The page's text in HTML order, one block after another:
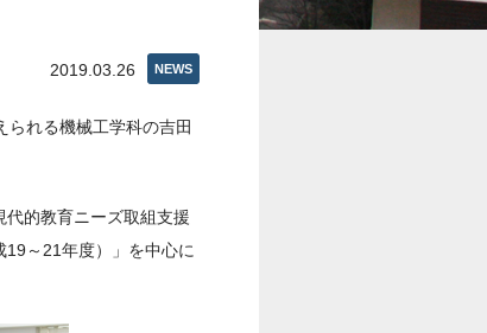
NEWS
2019.03.26
れる機械工学科の吉田
的教育ニーズ取組支援
～21年度）」を中心に